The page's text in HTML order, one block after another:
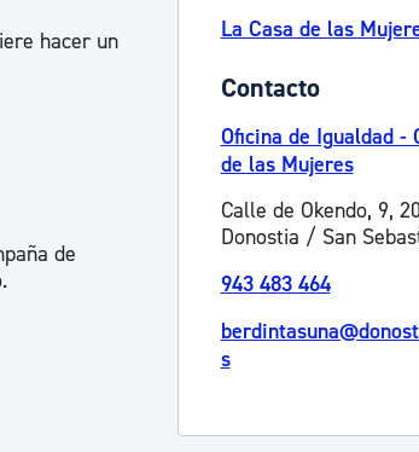
Catálogo de
Ayuda a la
hacer un
de
La Casa de las
Contacto
Oficina de Igualdad -
de las Mujeres
Calle de Okendo, 9,
Donostia / San
943 483 464
s